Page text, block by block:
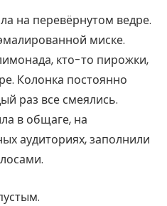
на перевёрнутом ведре.
миске.
кто-то пирожки,
Колонка постоянно
раз все смеялись.
в общаге, на
аудиториях, заполнили